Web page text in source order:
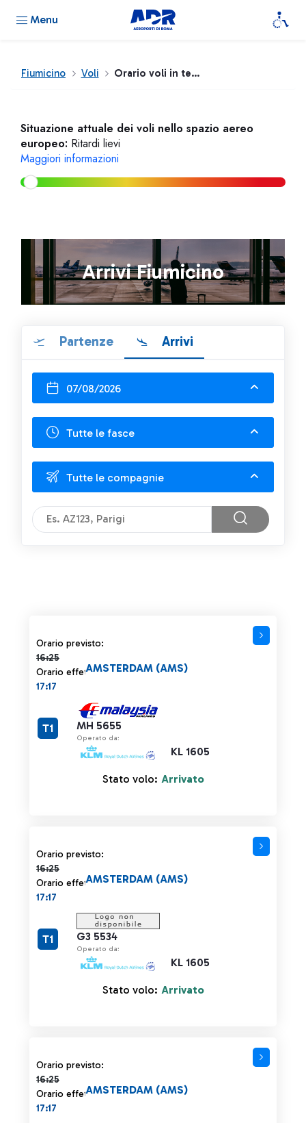
Menu
Fiumicino Voli Orario voli in tempo reale
Situazione attuale dei voli nello spazio aereo
europeo: Ritardi lievi
Maggiori informazioni
Arrivi Fiumicino
Partenze Arrivi
07/08/2026
Tutte le fasce
Tutte le compagnie
Orario previsto:
16:25
Orario previsto 16:25 barrato
Orario effettivo:
17:17
MH 5655
Operato da:
KL 1605
AMSTERDAM (AMS)
T1
Stato volo: Arrivato
Orario previsto:
16:25
Orario previsto 16:25 barrato
Orario effettivo:
17:17
G3 5534
Operato da:
KL 1605
AMSTERDAM (AMS)
T1
Stato volo: Arrivato
Orario previsto:
16:25
Orario previsto 16:25 barrato
Orario effettivo:
17:17
AMSTERDAM (AMS)